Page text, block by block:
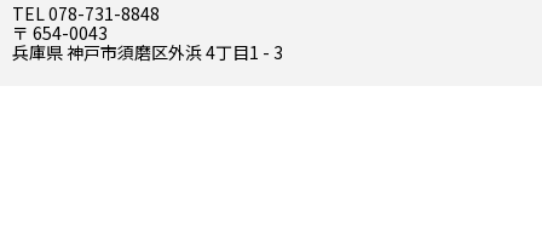
TEL 078-731-8848
〒 654-0043
兵庫県 神戸市須磨区外浜 4丁目1 - 3